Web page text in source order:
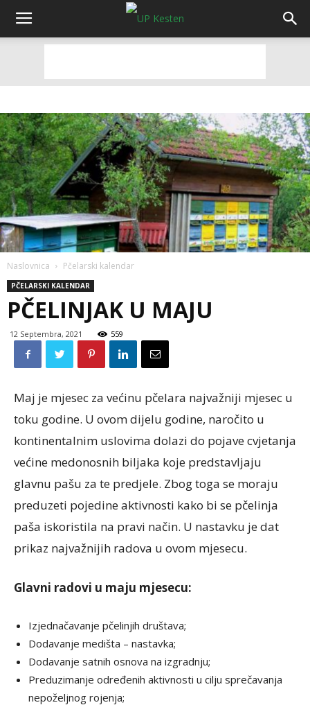
Naslovnica Pčelarski kalendar
PČELARSKI KALENDAR
PČELINJAK U MAJU
12 Septembra, 2021 559
Maj je mjesec za većinu pčelara najvažniji mjesec u
toku godine. U ovom dijelu godine, naročito u
kontinentalnim uslovima dolazi do pojave cvjetanja
većine medonosnih biljaka koje predstavljaju
glavnu pašu za te predjele. Zbog toga se moraju
preduzeti pojedine aktivnosti kako bi se pčelinja
paša iskoristila na pravi način. U nastavku je dat
prikaz najvažnijih radova u ovom mjesecu.
Glavni radovi u maju mjesecu:
Izjednačavanje pčelinjih društava;
Dodavanje medišta – nastavka;
Dodavanje satnih osnova na izgradnju;
Preduzimanje određenih aktivnosti u cilju sprečavanja
nepoželjnog rojenja;